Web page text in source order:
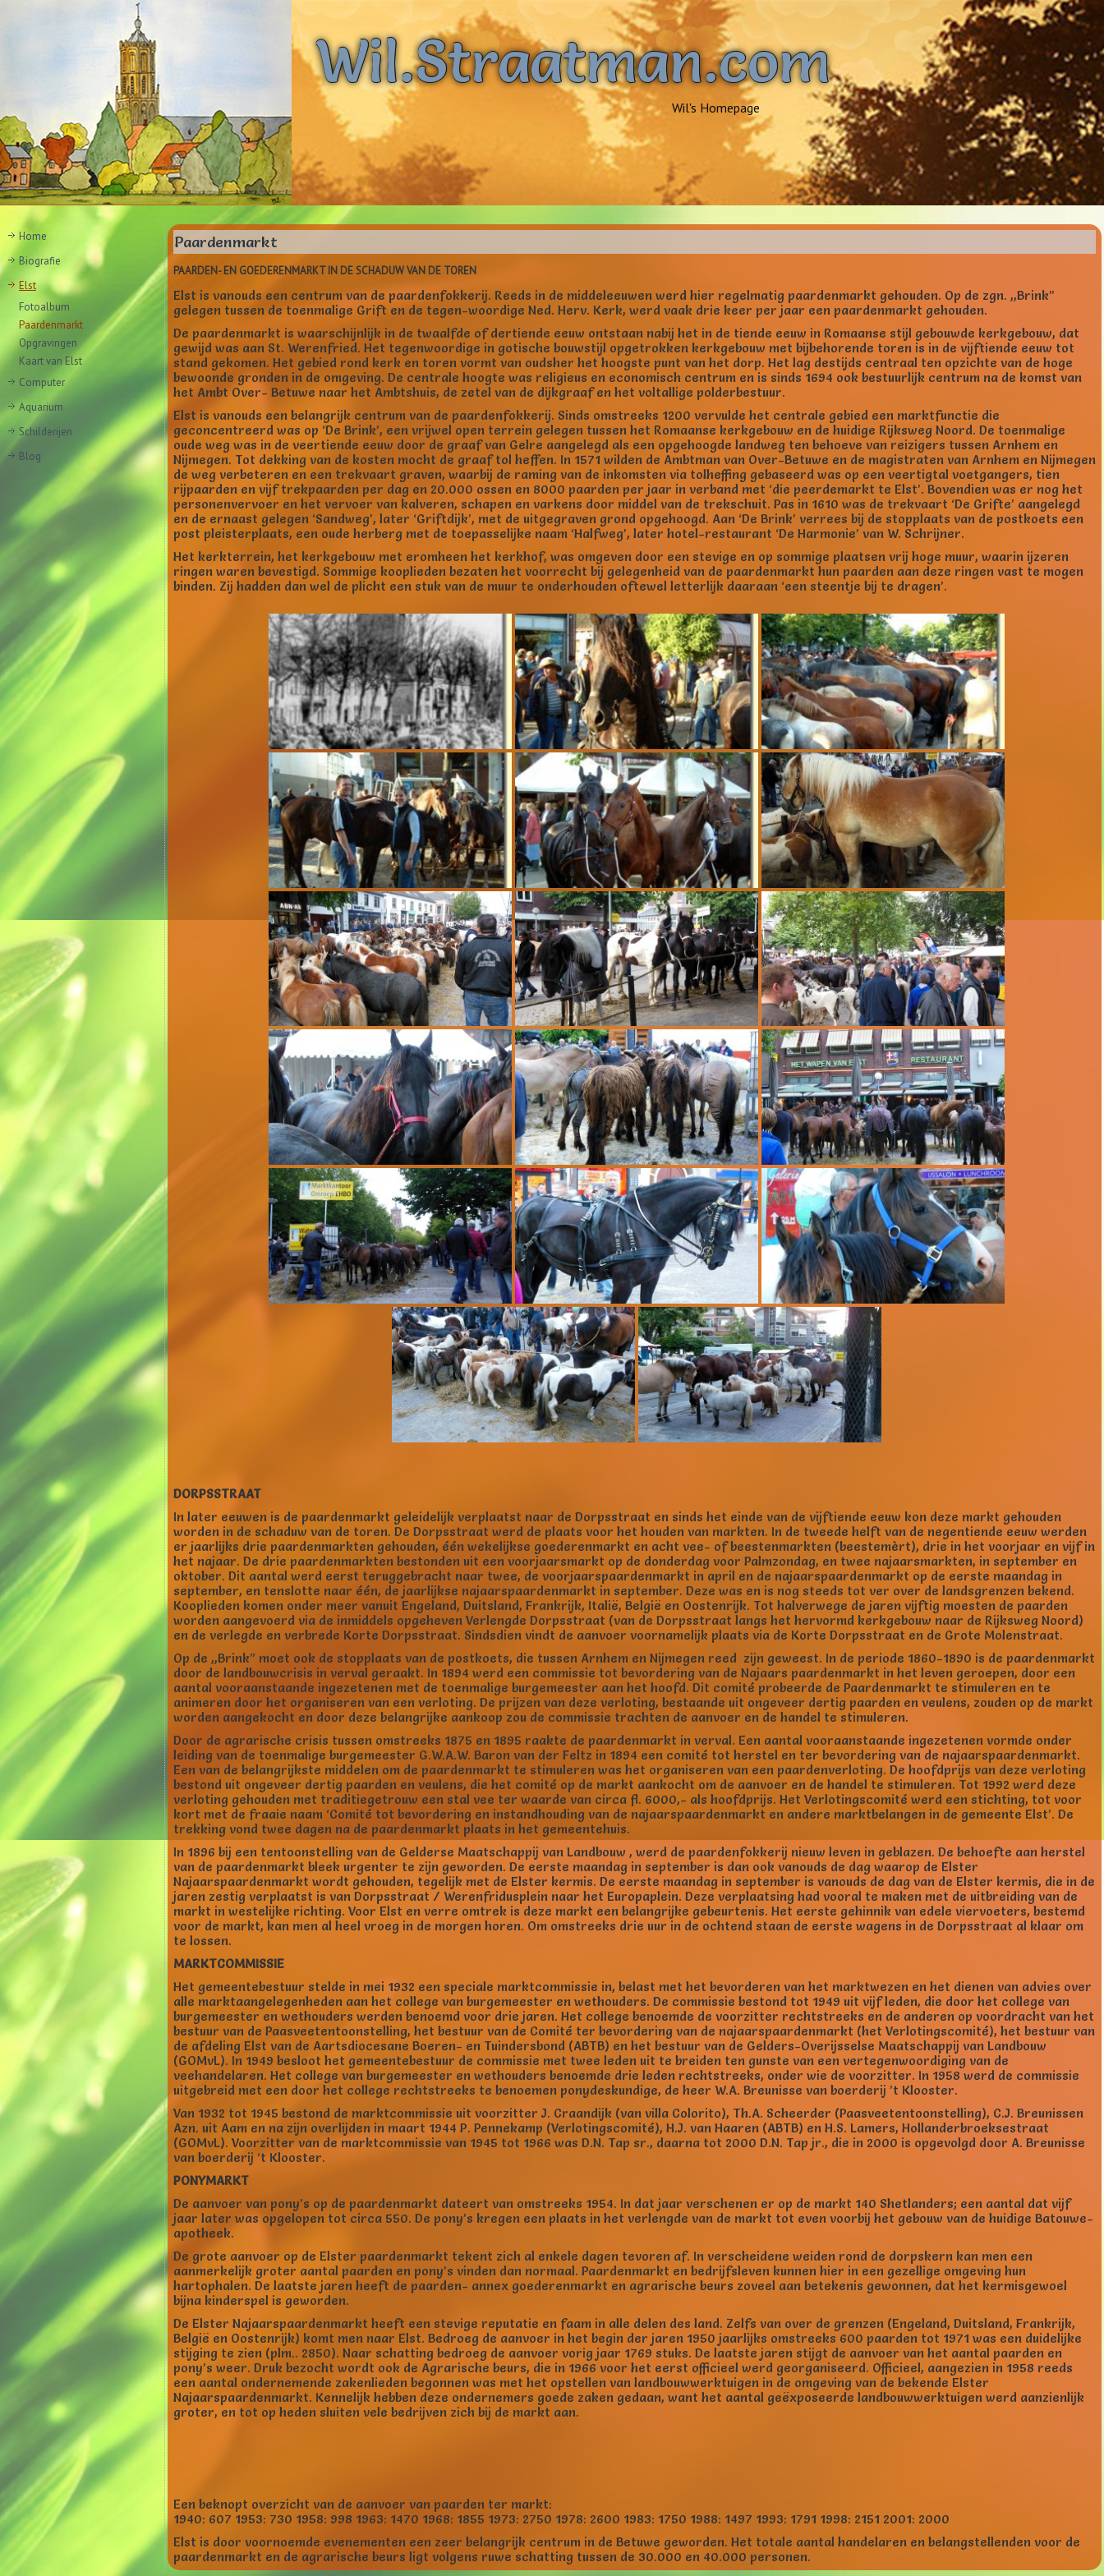
Wil.Straatman.com
Wil's Homepage
Home
Biografie
Elst
Fotoalbum
Paardenmarkt
Opgravingen
Kaart van Elst
Computer
Aquarium
Schilderijen
Blog
Paardenmarkt
PAARDEN- EN GOEDERENMARKT IN DE SCHADUW VAN DE TOREN
Elst is vanouds een centrum van de paardenfokkerij. Reeds in de middeleeuwen werd hier regelmatig paardenmarkt gehouden. Op de zgn. ,,Brink”
gelegen tussen de toenmalige Grift en de tegen-woordige Ned. Herv. Kerk, werd vaak drie keer per jaar een paardenmarkt gehouden.
De paardenmarkt is waarschijnlijk in de twaalfde of dertiende eeuw ontstaan nabij het in de tiende eeuw in Romaanse stijl gebouwde kerkgebouw, dat
gewijd was aan St. Werenfried. Het tegenwoordige in gotische bouwstijl opgetrokken kerkgebouw met bijbehorende toren is in de vijftiende eeuw tot
stand gekomen. Het gebied rond kerk en toren vormt van oudsher het hoogste punt van het dorp. Het lag destijds centraal ten opzichte van de hoge
bewoonde gronden in de omgeving. De centrale hoogte was religieus en economisch centrum en is sinds 1694 ook bestuurlijk centrum na de komst van
het Ambt Over- Betuwe naar het Ambtshuis, de zetel van de dijkgraaf en het voltallige polderbestuur.
Elst is vanouds een belangrijk centrum van de paardenfokkerij. Sinds omstreeks 1200 vervulde het centrale gebied een marktfunctie die
geconcentreerd was op ‘De Brink’, een vrijwel open terrein gelegen tussen het Romaanse kerkgebouw en de huidige Rijksweg Noord. De toenmalige
oude weg was in de veertiende eeuw door de graaf van Gelre aangelegd als een opgehoogde landweg ten behoeve van reizigers tussen Arnhem en
Nijmegen. Tot dekking van de kosten mocht de graaf tol heffen. In 1571 wilden de Ambtman van Over-Betuwe en de magistraten van Arnhem en Nijmegen
de weg verbeteren en een trekvaart graven, waarbij de raming van de inkomsten via tolheffing gebaseerd was op een veertigtal voetgangers, tien
rijpaarden en vijf trekpaarden per dag en 20.000 ossen en 8000 paarden per jaar in verband met ‘die peerdemarkt te Elst’. Bovendien was er nog het
personenvervoer en het vervoer van kalveren, schapen en varkens door middel van de trekschuit. Pas in 1610 was de trekvaart ‘De Grifte’ aangelegd
en de ernaast gelegen ‘Sandweg’, later ‘Griftdijk’, met de uitgegraven grond opgehoogd. Aan ‘De Brink’ verrees bij de stopplaats van de postkoets een
post pleisterplaats, een oude herberg met de toepasselijke naam ‘Halfweg’, later hotel-restaurant ‘De Harmonie’ van W. Schrijner.
Het kerkterrein, het kerkgebouw met eromheen het kerkhof, was omgeven door een stevige en op sommige plaatsen vrij hoge muur, waarin ijzeren
ringen waren bevestigd. Sommige kooplieden bezaten het voorrecht bij gelegenheid van de paardenmarkt hun paarden aan deze ringen vast te mogen
binden. Zij hadden dan wel de plicht een stuk van de muur te onderhouden oftewel letterlijk daaraan ‘een steentje bij te dragen’.
DORPSSTRAAT
In later eeuwen is de paardenmarkt geleidelijk verplaatst naar de Dorpsstraat en sinds het einde van de vijftiende eeuw kon deze markt gehouden
worden in de schaduw van de toren. De Dorpsstraat werd de plaats voor het houden van markten. In de tweede helft van de negentiende eeuw werden
er jaarlijks drie paardenmarkten gehouden, één wekelijkse goederenmarkt en acht vee- of beestenmarkten (beestemèrt), drie in het voorjaar en vijf in
het najaar. De drie paardenmarkten bestonden uit een voorjaarsmarkt op de donderdag voor Palmzondag, en twee najaarsmarkten, in september en
oktober. Dit aantal werd eerst teruggebracht naar twee, de voorjaarspaardenmarkt in april en de najaarspaardenmarkt op de eerste maandag in
september, en tenslotte naar één, de jaarlijkse najaarspaardenmarkt in september. Deze was en is nog steeds tot ver over de landsgrenzen bekend.
Kooplieden komen onder meer vanuit Engeland, Duitsland, Frankrijk, Italië, België en Oostenrijk. Tot halverwege de jaren vijftig moesten de paarden
worden aangevoerd via de inmiddels opgeheven Verlengde Dorpsstraat (van de Dorpsstraat langs het hervormd kerkgebouw naar de Rijksweg Noord)
en de verlegde en verbrede Korte Dorpsstraat. Sindsdien vindt de aanvoer voornamelijk plaats via de Korte Dorpsstraat en de Grote Molenstraat.
Op de ,,Brink” moet ook de stopplaats van de postkoets, die tussen Arnhem en Nijmegen reed zijn geweest. In de periode 1860-1890 is de paardenmarkt
door de landbouwcrisis in verval geraakt. In 1894 werd een commissie tot bevordering van de Najaars paardenmarkt in het leven geroepen, door een
aantal vooraanstaande ingezetenen met de toenmalige burgemeester aan het hoofd. Dit comité probeerde de Paardenmarkt te stimuleren en te
animeren door het organiseren van een verloting. De prijzen van deze verloting, bestaande uit ongeveer dertig paarden en veulens, zouden op de markt
worden aangekocht en door deze belangrijke aankoop zou de commissie trachten de aanvoer en de handel te stimuleren.
Door de agrarische crisis tussen omstreeks 1875 en 1895 raakte de paardenmarkt in verval. Een aantal vooraanstaande ingezetenen vormde onder
leiding van de toenmalige burgemeester G.W.A.W. Baron van der Feltz in 1894 een comité tot herstel en ter bevordering van de najaarspaardenmarkt.
Een van de belangrijkste middelen om de paardenmarkt te stimuleren was het organiseren van een paardenverloting. De hoofdprijs van deze verloting
bestond uit ongeveer dertig paarden en veulens, die het comité op de markt aankocht om de aanvoer en de handel te stimuleren. Tot 1992 werd deze
verloting gehouden met traditiegetrouw een stal vee ter waarde van circa fl. 6000,- als hoofdprijs. Het Verlotingscomité werd een stichting, tot voor
kort met de fraaie naam ‘Comité tot bevordering en instandhouding van de najaarspaardenmarkt en andere marktbelangen in de gemeente Elst’. De
trekking vond twee dagen na de paardenmarkt plaats in het gemeentehuis.
In 1896 bij een tentoonstelling van de Gelderse Maatschappij van Landbouw , werd de paardenfokkerij nieuw leven in geblazen. De behoefte aan herstel
van de paardenmarkt bleek urgenter te zijn geworden. De eerste maandag in september is dan ook vanouds de dag waarop de Elster
Najaarspaardenmarkt wordt gehouden, tegelijk met de Elster kermis. De eerste maandag in september is vanouds de dag van de Elster kermis, die in de
jaren zestig verplaatst is van Dorpsstraat / Werenfridusplein naar het Europaplein. Deze verplaatsing had vooral te maken met de uitbreiding van de
markt in westelijke richting. Voor Elst en verre omtrek is deze markt een belangrijke gebeurtenis. Het eerste gehinnik van edele viervoeters, bestemd
voor de markt, kan men al heel vroeg in de morgen horen. Om omstreeks drie uur in de ochtend staan de eerste wagens in de Dorpsstraat al klaar om
te lossen.
MARKTCOMMISSIE
Het gemeentebestuur stelde in mei 1932 een speciale marktcommissie in, belast met het bevorderen van het marktwezen en het dienen van advies over
alle marktaangelegenheden aan het college van burgemeester en wethouders. De commissie bestond tot 1949 uit vijf leden, die door het college van
burgemeester en wethouders werden benoemd voor drie jaren. Het college benoemde de voorzitter rechtstreeks en de anderen op voordracht van het
bestuur van de Paasveetentoonstelling, het bestuur van de Comité ter bevordering van de najaarspaardenmarkt (het Verlotingscomité), het bestuur van
de afdeling Elst van de Aartsdiocesane Boeren- en Tuindersbond (ABTB) en het bestuur van de Gelders-Overijsselse Maatschappij van Landbouw
(GOMvL). In 1949 besloot het gemeentebestuur de commissie met twee leden uit te breiden ten gunste van een vertegenwoordiging van de
veehandelaren. Het college van burgemeester en wethouders benoemde drie leden rechtstreeks, onder wie de voorzitter. In 1958 werd de commissie
uitgebreid met een door het college rechtstreeks te benoemen ponydeskundige, de heer W.A. Breunisse van boerderij ’t Klooster.
Van 1932 tot 1945 bestond de marktcommissie uit voorzitter J. Craandijk (van villa Colorito), Th.A. Scheerder (Paasveetentoonstelling), C.J. Breunissen
Azn. uit Aam en na zijn overlijden in maart 1944 P. Pennekamp (Verlotingscomité), H.J. van Haaren (ABTB) en H.S. Lamers, Hollanderbroeksestraat
(GOMvL). Voorzitter van de marktcommissie van 1945 tot 1966 was D.N. Tap sr., daarna tot 2000 D.N. Tap jr., die in 2000 is opgevolgd door A. Breunisse
van boerderij ‘t Klooster.
PONYMARKT
De aanvoer van pony’s op de paardenmarkt dateert van omstreeks 1954. In dat jaar verschenen er op de markt 140 Shetlanders; een aantal dat vijf
jaar later was opgelopen tot circa 550. De pony’s kregen een plaats in het verlengde van de markt tot even voorbij het gebouw van de huidige Batouwe-
apotheek.
De grote aanvoer op de Elster paardenmarkt tekent zich al enkele dagen tevoren af. In verscheidene weiden rond de dorpskern kan men een
aanmerkelijk groter aantal paarden en pony’s vinden dan normaal. Paardenmarkt en bedrijfsleven kunnen hier in een gezellige omgeving hun
hartophalen. De laatste jaren heeft de paarden- annex goederenmarkt en agrarische beurs zoveel aan betekenis gewonnen, dat het kermisgewoel
bijna kinderspel is geworden.
De Elster Najaarspaardenmarkt heeft een stevige reputatie en faam in alle delen des land. Zelfs van over de grenzen (Engeland, Duitsland, Frankrijk,
België en Oostenrijk) komt men naar Elst. Bedroeg de aanvoer in het begin der jaren 1950 jaarlijks omstreeks 600 paarden tot 1971 was een duidelijke
stijging te zien (plm.. 2850). Naar schatting bedroeg de aanvoer vorig jaar 1769 stuks. De laatste jaren stijgt de aanvoer van het aantal paarden en
pony’s weer. Druk bezocht wordt ook de Agrarische beurs, die in 1966 voor het eerst officieel werd georganiseerd. Officieel, aangezien in 1958 reeds
een aantal ondernemende zakenlieden begonnen was met het opstellen van landbouwwerktuigen in de omgeving van de bekende Elster
Najaarspaardenmarkt. Kennelijk hebben deze ondernemers goede zaken gedaan, want het aantal geëxposeerde landbouwwerktuigen werd aanzienlijk
groter, en tot op heden sluiten vele bedrijven zich bij de markt aan.
Een beknopt overzicht van de aanvoer van paarden ter markt:
1940: 607 1953: 730 1958: 998 1963: 1470 1968: 1855 1973: 2750 1978: 2600 1983: 1750 1988: 1497 1993: 1791 1998: 2151 2001: 2000
Elst is door voornoemde evenementen een zeer belangrijk centrum in de Betuwe geworden. Het totale aantal handelaren en belangstellenden voor de
paardenmarkt en de agrarische beurs ligt volgens ruwe schatting tussen de 30.000 en 40.000 personen.